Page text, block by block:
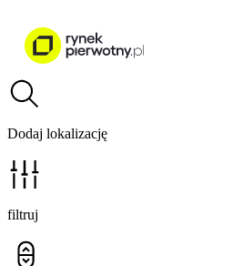
Dodaj lokalizację
filtruj